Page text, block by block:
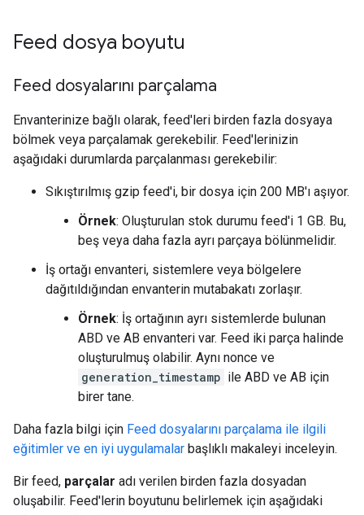
Feed dosya boyutu
Feed dosyalarını parçalama
Envanterinize bağlı olarak, feed'leri birden fazla dosyaya
bölmek veya parçalamak gerekebilir. Feed'lerinizin
aşağıdaki durumlarda parçalanması gerekebilir:
Sıkıştırılmış gzip feed'i, bir dosya için 200 MB'ı aşıyor.
Örnek: Oluşturulan stok durumu feed'i 1 GB. Bu,
beş veya daha fazla ayrı parçaya bölünmelidir.
İş ortağı envanteri, sistemlere veya bölgelere
dağıtıldığından envanterin mutabakatı zorlaşır.
Örnek: İş ortağının ayrı sistemlerde bulunan
ABD ve AB envanteri var. Feed iki parça halinde
oluşturulmuş olabilir. Aynı nonce ve
generation_timestamp ile ABD ve AB için
birer tane.
Daha fazla bilgi için Feed dosyalarını parçalama ile ilgili
eğitimler ve en iyi uygulamalar başlıklı makaleyi inceleyin.
Bir feed, parçalar adı verilen birden fazla dosyadan
oluşabilir. Feed'lerin boyutunu belirlemek için aşağıdaki